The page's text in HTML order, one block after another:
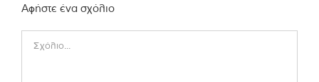
Αφήστε ένα σχόλιο